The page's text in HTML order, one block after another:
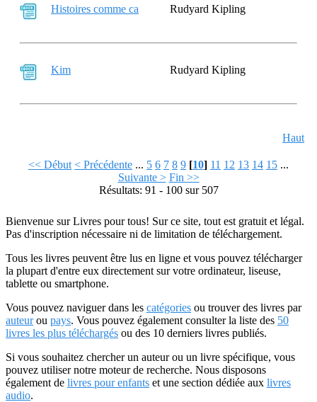
Histoires comme ca Rudyard Kipling
Kim Rudyard Kipling
Haut
<< Début < Précédente ... 5 6 7 8 9 [10] 11 12 13 14 15 ...
Suivante > Fin >>
Résultats: 91 - 100 sur 507
Bienvenue sur Livres pour tous! Sur ce site, tout est gratuit et légal.
Pas d'inscription nécessaire ni de limitation de téléchargement.
Tous les livres peuvent être lus en ligne et vous pouvez télécharger
la plupart d'entre eux directement sur votre ordinateur, liseuse,
tablette ou smartphone.
Vous pouvez naviguer dans les catégories ou trouver des livres par
auteurou pays. Vous pouvez également consulter la liste des 50
livres les plus téléchargés ou des 10 derniers livres publiés.
Si vous souhaitez chercher un auteur ou un livre spécifique, vous
pouvez utiliser notre moteur de recherche. Nous disposons
également de livres pour enfants et une section dédiée aux livres
audio.